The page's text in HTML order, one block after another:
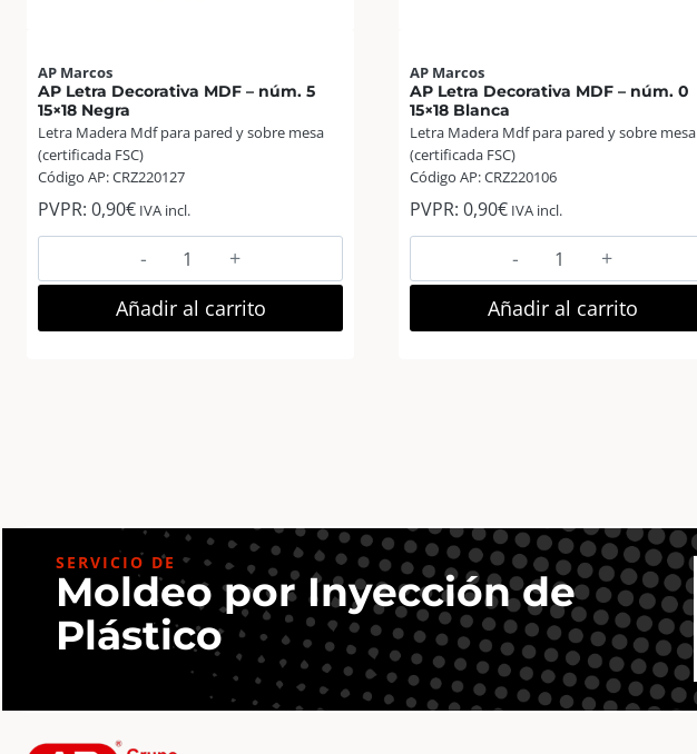
AP Marcos
AP Letra Decorativa MDF – núm. 5
15×18 Negra
Letra Madera Mdf para pared y sobre mesa
(certificada FSC)
Código AP: CRZ220127
PVPR: 0,90€ IVA incl.
AP
Letra
Decorativa
MDF
Añadir al carrito
AP Marcos
AP Letra Decorativa MDF – núm. 0
15×18 Blanca
Letra Madera Mdf para pared y sobre mesa
(certificada FSC)
Código AP: CRZ220106
PVPR: 0,90€ IVA incl.
AP
Letra
Decorativa
MDF
Añadir al carrito
SERVICIO DE
Moldeo por Inyección de
Plástico